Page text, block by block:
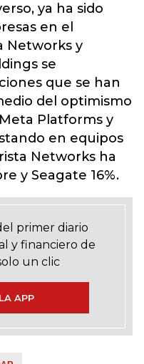
ya ha sido
en el
Networks y
se
que se han
del optimismo
Platforms y
en equipos
Networks ha
y Seagate 16%.
primer diario
y financiero de
un clic
APP